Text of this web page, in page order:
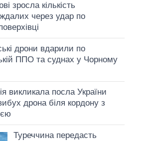
зросла кількість
через удар по
дрони вдарили по
ППО та суднах у Чорному
викликала посла України
дрона біля кордону з
Туреччина передасть